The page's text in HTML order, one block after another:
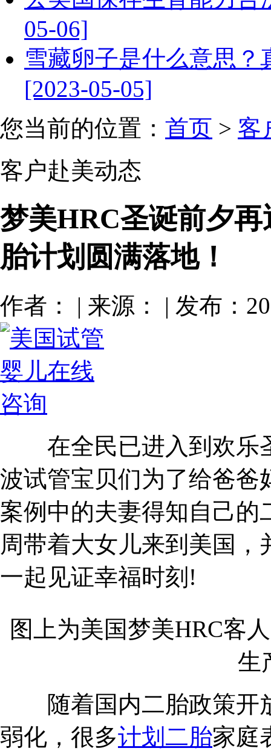
05-06]
雪藏卵子是什么意思
[2023-05-05]
您当前的位置： 首页 > 客
客户赴美动态
梦美HRC圣诞前夕
胎计划圆满落地！
作者： | 来源： | 发布：
在全民已进入到欢乐
波试管宝贝们为了给爸
案例中的夫妻得知自己的
周带着大女儿来到美国，
一起见证幸福时刻!
图上为美国梦美HRC客
生
随着国内二胎政策开
弱化，很多计划二胎家庭